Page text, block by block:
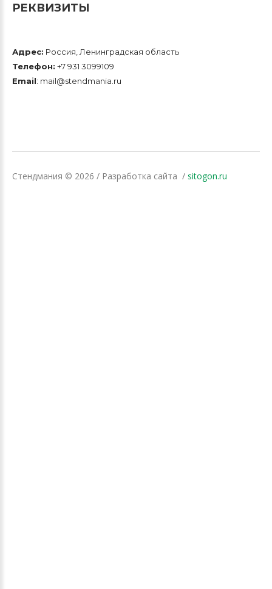
РЕКВИЗИТЫ
Адрес: Россия, Ленинградская область
Телефон: +7 931 3099109
Email: mail@stendmania.ru
Стендмания © 2026 / Разработка сайта sitogon.ru